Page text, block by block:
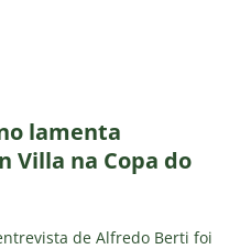
lamenta
Villa na Copa do
de Alfredo Berti foi